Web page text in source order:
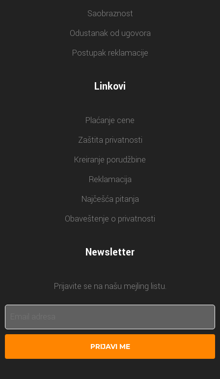
Saobraznost
Odustanak od ugovora
Postupak reklamacije
Linkovi
Plaćanje cene
Zaštita privatnosti
Kreiranje porudžbine
Reklamacija
Najčešća pitanja
Obaveštenje o privatnosti
Newsletter
Prijavite se na našu mejling listu.
PRIJAVI ME